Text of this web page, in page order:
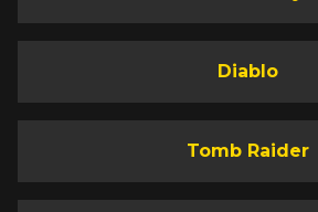
Diablo
Tomb Raider